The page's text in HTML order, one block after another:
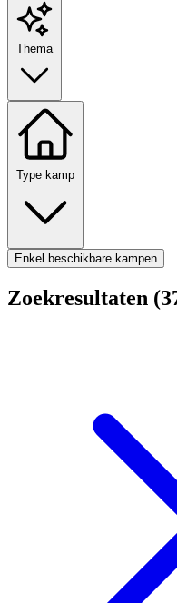
Thema
Type kamp
Enkel beschikbare kampen
Zoekresultaten